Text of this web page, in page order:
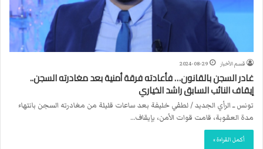
قسم الأخبار 2024-08-29
غادر السجن بالقانون… فأعادته فرقة أمنية بعد مغادرته السجن..
إيقاف النائب السابق راشد الخياري
تونس ــ الرأي الجديد / لطفي خليفة بعد ساعات قليلة من مغادرته السجن بانتهاء
مدة العقوبة، قامت قوات الأمن، بإيقاف…
أكمل القراءة »